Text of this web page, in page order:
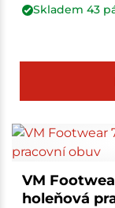
Skladem 43
VM
holeňová